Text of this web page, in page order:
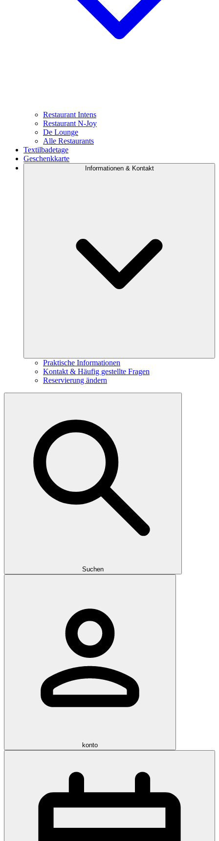
Restaurant Intens
Restaurant N-Joy
De Lounge
Alle Restaurants
Textilbadetage
Geschenkkarte
Informationen & Kontakt
Praktische Informationen
Kontakt & Häufig gestellte Fragen
Reservierung ändern
Suchen
konto